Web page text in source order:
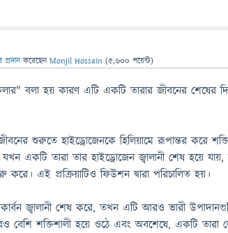
প্রদান করেছেনMonjil Hossain (5,600 পয়েন্ট)
বলা হয় কারণ এটি একটি তারার জীবনের শেষের
শুরুতে হাইড্রোজেনকে হিলিয়ামে রূপান্তর করে
একটি তারা তার হাইড্রোজেন জ্বালানী শেষ হয়ে যায়,
এই প্রক্রিয়াটিও ফিউশন দ্বারা পরিচালিত হয়।
জ্বালানী শেষ করে, তখন এটি আরও ভারী
বেশি শক্তিশালী হয়ে ওঠে এবং অবশেষে, একটি